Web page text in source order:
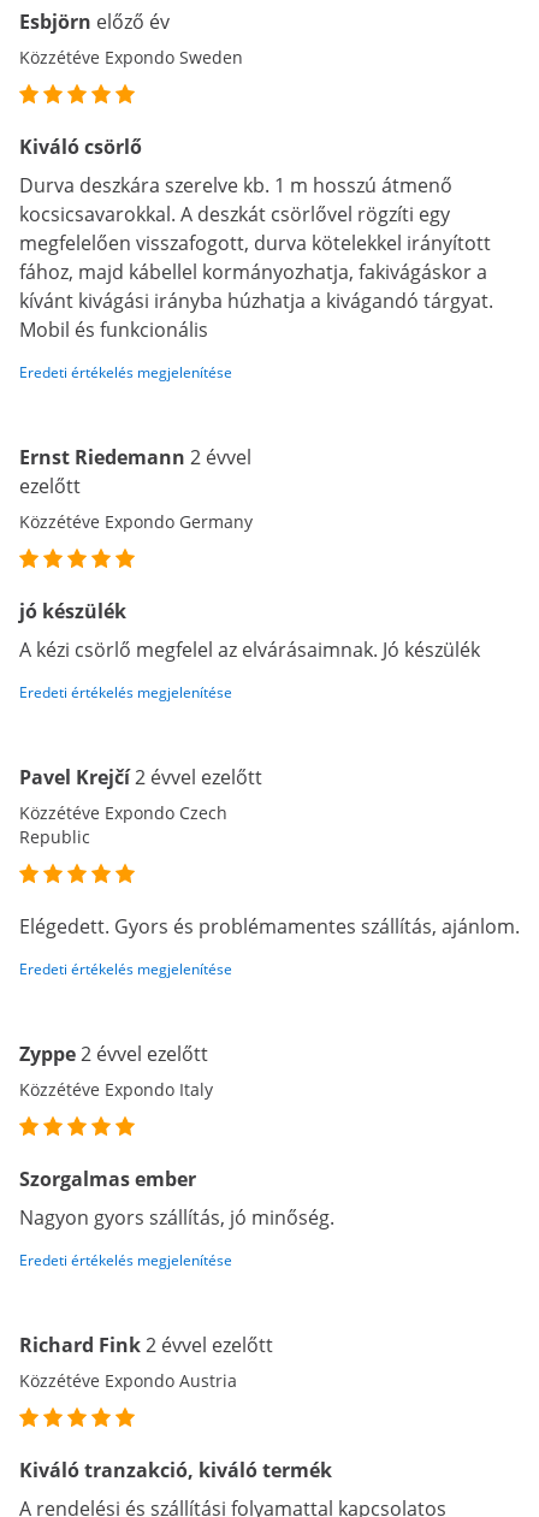
Esbjörn előző év
Közzétéve Expondo Sweden
Kiváló csörlő
Durva deszkára szerelve kb. 1 m hosszú átmenő
kocsicsavarokkal. A deszkát csörlővel rögzíti egy
megfelelően visszafogott, durva kötelekkel irányított
fához, majd kábellel kormányozhatja, fakivágáskor a
kívánt kivágási irányba húzhatja a kivágandó tárgyat.
Mobil és funkcionális
Eredeti értékelés megjelenítése
Ernst Riedemann 2 évvel
ezelőtt
Közzétéve Expondo Germany
jó készülék
A kézi csörlő megfelel az elvárásaimnak. Jó készülék
Eredeti értékelés megjelenítése
Pavel Krejčí2 évvel ezelőtt
Közzétéve Expondo Czech
Republic
Elégedett. Gyors és problémamentes szállítás, ajánlom.
Eredeti értékelés megjelenítése
Zyppe2 évvel ezelőtt
Közzétéve Expondo Italy
Szorgalmas ember
Nagyon gyors szállítás, jó minőség.
Eredeti értékelés megjelenítése
Richard Fink2 évvel ezelőtt
Közzétéve Expondo Austria
Kiváló tranzakció, kiváló termék
A rendelési és szállítási folyamattal kapcsolatos